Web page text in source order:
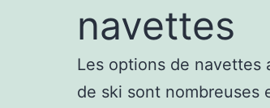
navettes
Les options de navettes
de ski sont nombreuses